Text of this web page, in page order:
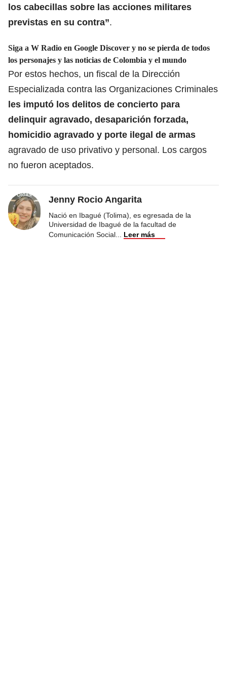
los cabecillas sobre las acciones militares
previstas en su contra”.
Siga a W Radio en Google Discover y no se pierda de todos
los personajes y las noticias de Colombia y el mundo
Por estos hechos, un fiscal de la Dirección
Especializada contra las Organizaciones Criminales
les imputó los delitos de concierto para
delinquir agravado, desaparición forzada,
homicidio agravado y porte ilegal de armas
agravado de uso privativo y personal. Los cargos
no fueron aceptados.
Jenny Rocio Angarita
Nació en Ibagué (Tolima), es egresada de la
Universidad de Ibagué de la facultad de
Comunicación Social
Leer más